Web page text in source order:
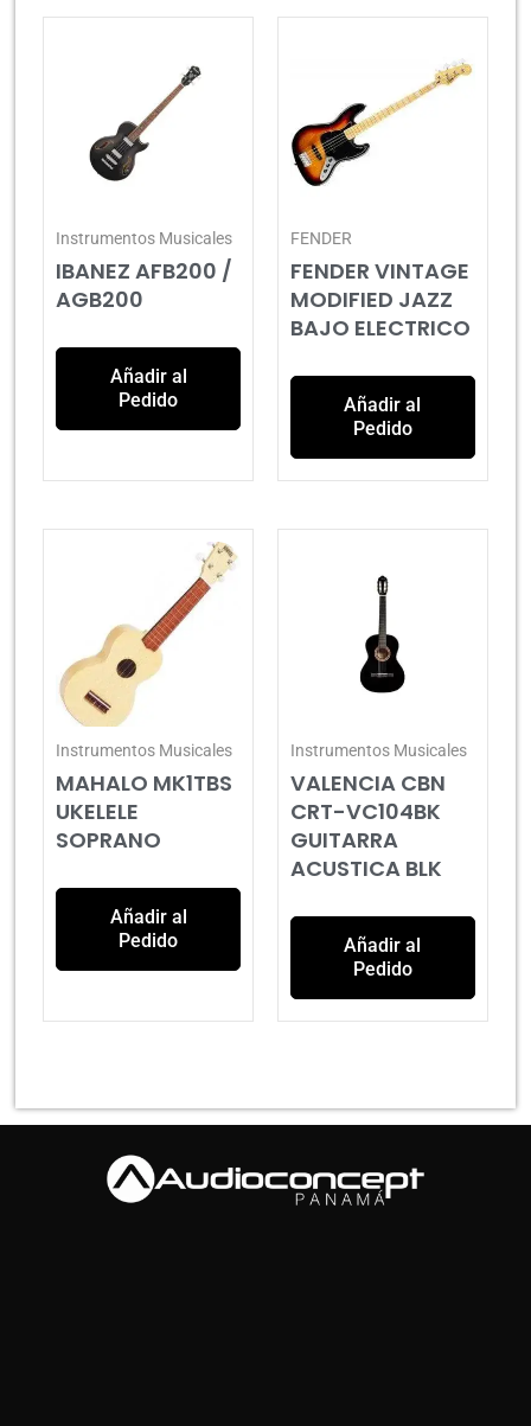
Instrumentos Musicales
IBANEZ AFB200 /
AGB200
Añadir al
Pedido
FENDER
FENDER VINTAGE
MODIFIED JAZZ
BAJO ELECTRICO
Añadir al
Pedido
Instrumentos Musicales
MAHALO MK1TBS
UKELELE
SOPRANO
Añadir al
Pedido
Instrumentos Musicales
VALENCIA CBN
CRT-VC104BK
GUITARRA
ACUSTICA BLK
Añadir al
Pedido